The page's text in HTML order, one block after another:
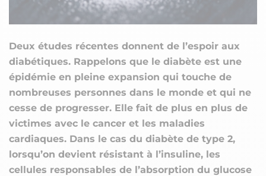
Deux études récentes donnent de l’espoir aux
diabétiques. Rappelons que le diabète est une
épidémie en pleine expansion qui touche de
nombreuses personnes dans le monde et qui ne
cesse de progresser. Elle fait de plus en plus de
victimes avec le cancer et les maladies
cardiaques. Dans le cas du diabète de type 2,
lorsqu’on devient résistant à l’insuline, les
cellules responsables de l’absorption du glucose